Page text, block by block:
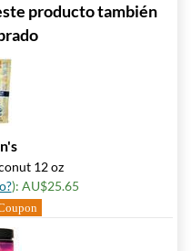
producto también
12 oz
): AU$25.65